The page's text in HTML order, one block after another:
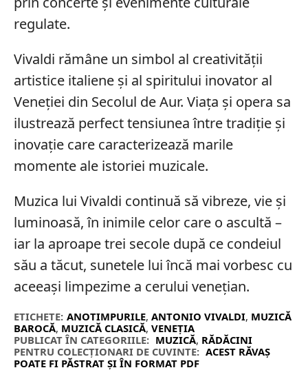
regulate.
Vivaldi rămâne un simbol al creativității
artistice italiene și al spiritului inovator al
Veneției din Secolul de Aur. Viața și opera sa
ilustrează perfect tensiunea între tradiție și
inovație care caracterizează marile
momente ale istoriei muzicale.
Muzica lui Vivaldi continuă să vibreze, vie și
luminoasă, în inimile celor care o ascultă –
iar la aproape trei secole după ce condeiul
său a tăcut, sunetele lui încă mai vorbesc cu
aceeași limpezime a cerului venețian.
ETICHETE: ANOTIMPURILE, ANTONIO VIVALDI, MUZICĂ
BAROCĂ, MUZICĂ CLASICĂ, VENEȚIA
PUBLICAT ÎN CATEGORIILE: MUZICĂ, RĂDĂCINI
PENTRU COLECȚIONARI DE CUVINTE: ACEST RĂVAȘ
POATE FI PĂSTRAT ȘI ÎN FORMAT PDF